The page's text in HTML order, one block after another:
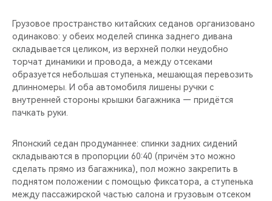
Грузовое пространство китайских седанов организовано
одинаково: у обеих моделей спинка заднего дивана
складывается целиком, из верхней полки неудобно
торчат динамики и провода, а между отсеками
образуется небольшая ступенька, мешающая перевозить
длинномеры. И оба автомобиля лишены ручки с
внутренней стороны крышки багажника — придётся
пачкать руки.
Японский седан продуманнее: спинки задних сидений
складываются в пропорции 60:40 (причём это можно
сделать прямо из багажника), пол можно закрепить в
поднятом положении с помощью фиксатора, а ступенька
между пассажирской частью салона и грузовым отсеком